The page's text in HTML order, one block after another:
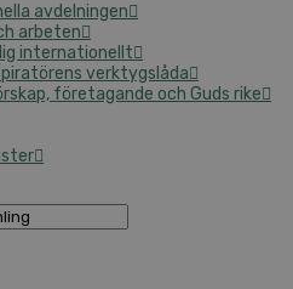
avdelningen
arbeten
internationellt
verktygslåda
företagande och Guds rike